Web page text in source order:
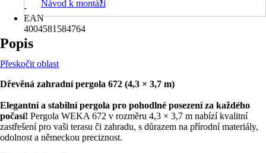
-
EAN
4004581584764
Návod k montáži
Popis
Přeskočit oblast
Dřevěná zahradní pergola 672 (4,3 × 3,7 m)
Elegantní a stabilní pergola pro pohodlné posezení za každého
počasí! Pergola WEKA 672 v rozměru 4,3 × 3,7 m nabízí kvalitní
zastřešení pro vaši terasu či zahradu, s důrazem na přírodní materiály,
odolnost a německou preciznost.